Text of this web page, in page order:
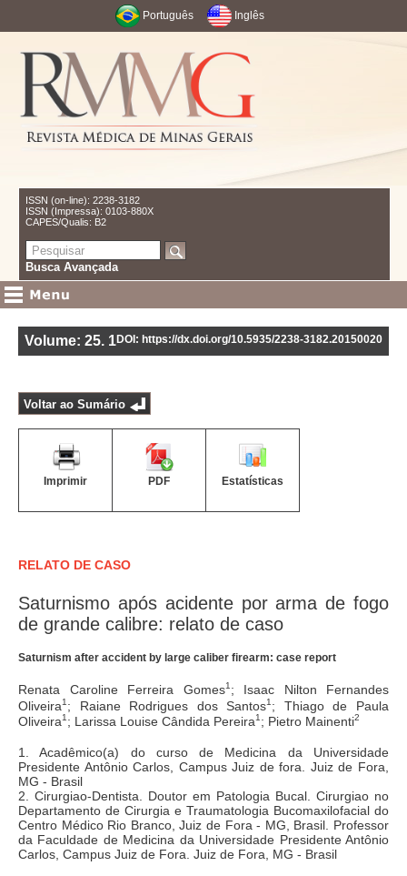
Português Inglês
ISSN (on-line): 2238-3182
ISSN (Impressa): 0103-880X
CAPES/Qualis: B2
Busca Avançada
Volume: 25. 1DOI: https://dx.doi.org/10.5935/2238-3182.20150020
Voltar ao Sumário
Imprimir PDF Estatísticas
RELATO DE CASO
Saturnismo após acidente por arma de fogo
de grande calibre: relato de caso
Saturnism after accident by large caliber firearm: case report
Renata Caroline Ferreira Gomes1 ; Isaac Nilton Fernandes
Oliveira1 ; Raiane Rodrigues dos Santos1 ; Thiago de Paula
Oliveira1; Larissa Louise Cândida Pereira1; Pietro Mainenti2
1. Acadêmico(a) do curso de Medicina da Universidade
Presidente Antônio Carlos, Campus Juiz de fora. Juiz de Fora,
MG - Brasil
2. Cirurgiao-Dentista. Doutor em Patologia Bucal. Cirurgiao no
Departamento de Cirurgia e Traumatologia Bucomaxilofacial do
Centro Médico Rio Branco, Juiz de Fora - MG, Brasil. Professor
da Faculdade de Medicina da Universidade Presidente Antônio
Carlos, Campus Juiz de Fora. Juiz de Fora, MG - Brasil